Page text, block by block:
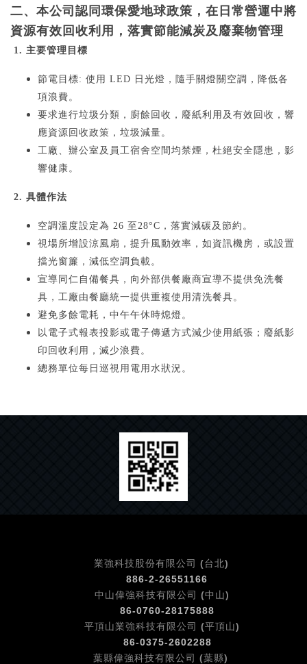
二、本公司認同環保愛地球政策，在日常營運中將
資源有效回收利用，落實節能減炭及廢棄物管理
1. 主要管理目標
節電目標: 使用 LED 日光燈，隨手關燈關空調，降低各
項浪費。
要求進行垃圾分類，廚餘回收，廢紙利用及有效回收，響
應資源回收政策，垃圾減量。
工廠、辦公室及員工宿舍空間均禁煙，杜絕安全隱患，影
響健康。
2. 具體作法
空調溫度設定為 26 至28°C，落實減碳及節約。
視場所增設涼風扇，提升風動效率，如資訊機房，或設置
擋光窗簾，減低空調負載。
宣導同仁自備餐具，向外部供餐廠商宣導不提供免洗餐
具，工廠由餐廳統一提供重複使用清洗餐具。
避免多餘電耗，中午午休時熄燈。
以電子式報表投影或電子傳遞方式減少使用紙張；廢紙影
印回收利用，滅少浪費。
總務單位每日巡視用電用水狀況。
業強科技股份有限公司 (台北)
886-2-26551166
中山偉強科技有限公司 (中山)
86-0760-28175888
平頂山業強科技有限公司 (平頂山)
86-0375-2602288
葉縣偉強科技有限公司 (葉縣)